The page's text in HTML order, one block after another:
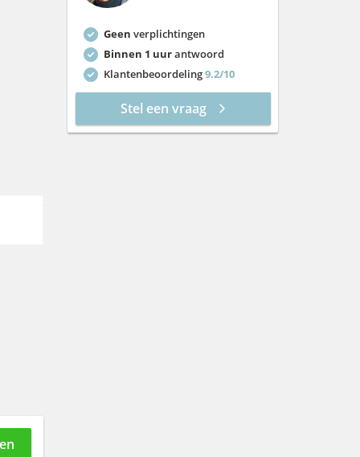
wo 12 aug
do 13 aug
vr 14 aug
11:30
12:30
Geen verplichtingen
Binnen 1 uurantwoord
Klantenbeoordeling9.2/10
Stel een vraag